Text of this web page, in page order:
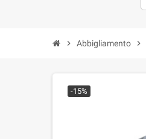
chevron_right Abbigliamento chevron_right
-15%